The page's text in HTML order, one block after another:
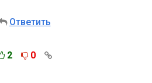
Ответить
2 0